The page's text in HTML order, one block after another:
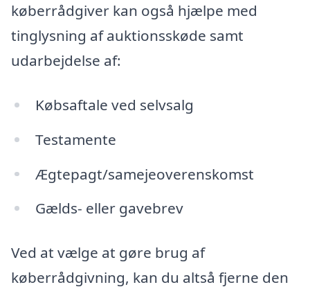
køberrådgiver kan også hjælpe med
tinglysning af auktionsskøde samt
udarbejdelse af:
Købsaftale ved selvsalg
Testamente
Ægtepagt/samejeoverenskomst
Gælds- eller gavebrev
Ved at vælge at gøre brug af
køberrådgivning, kan du altså fjerne den